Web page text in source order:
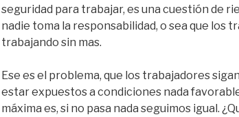
seguridad para trabajar, es una cuestión de
nadie toma la responsabilidad, o sea que los
trabajando sin mas.
Ese es el problema, que los trabajadores
estar expuestos a condiciones nada
máxima es, si no pasa nada seguimos igual.